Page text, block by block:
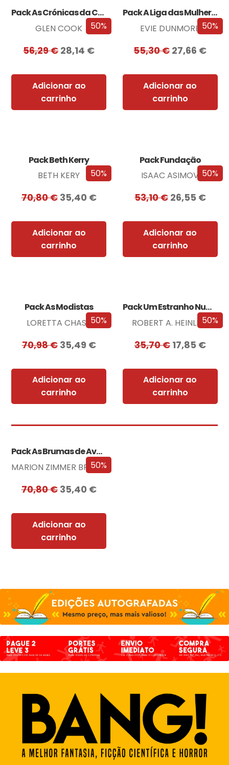
50%
Pack As Crónicas da Companhia Negra
GLEN COOK
56,29€28,14 €
Adicionar ao
carrinho
50%
Pack A Liga das Mulheres Extraordinárias
EVIE DUNMORE
55,30€27,66 €
Adicionar ao
carrinho
50%
Pack Beth Kerry
BETH KERY
70,80€ 35,40 €
Adicionar ao
carrinho
50%
Pack Fundação
ISAAC ASIMOV
53,10€ 26,55 €
Adicionar ao
carrinho
50%
Pack As Modistas
LORETTA CHASE
70,98€ 35,49 €
Adicionar ao
carrinho
50%
Pack Um Estranho Numa Terra Estranha
ROBERT A. HEINLEIN
35,70€ 17,85 €
Adicionar ao
carrinho
50%
Pack As Brumas de Avalon
MARION ZIMMER BRADLEY
70,80€ 35,40 €
Adicionar ao
carrinho